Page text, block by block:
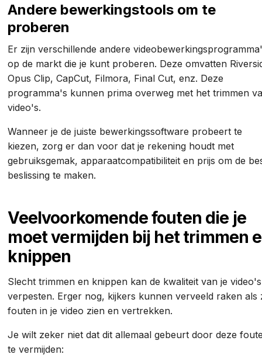
Andere bewerkingstools om te
proberen
Er zijn verschillende andere
op de markt die je kunt proberen. Deze omvatten
Opus Clip, CapCut, Filmora, Final Cut, enz. Deze
programma's kunnen prima overweg met het trimmen
video's.
Wanneer je de juiste bewerkingssoftware probeert te
kiezen, zorg er dan voor dat je rekening houdt met
gebruiksgemak, apparaatcompatibiliteit en prijs om de
beslissing te maken.
Veelvoorkomende fouten die je
moet vermijden bij het trimmen
knippen
Slecht trimmen en knippen kan de kwaliteit van je video's
verpesten. Erger nog, kijkers kunnen verveeld raken als
fouten in je video zien en vertrekken.
Je wilt zeker niet dat dit allemaal gebeurt door deze
te vermijden: